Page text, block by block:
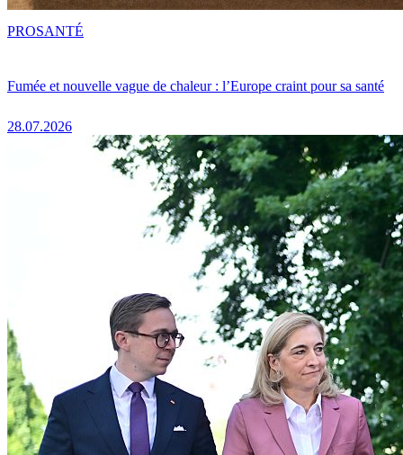
Fumée et nouvelle vague de chaleur : l’Europe craint pour sa santé
28.07.2026
PROSANTÉ